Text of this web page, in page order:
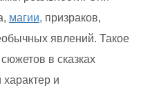
магии, призраков,
явлений. Такое
в сказках
и